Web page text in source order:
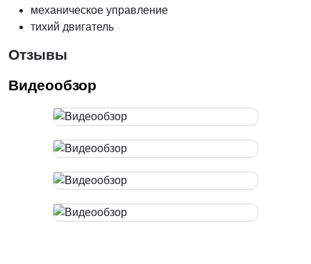
механическое управление
тихий двигатель
Отзывы
Видеообзор